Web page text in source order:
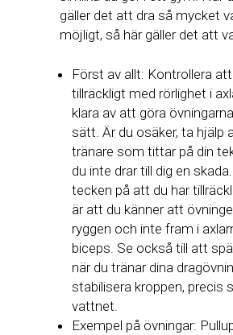
gäller det att dra så mycket
möjligt, så här gäller det att
Först av allt: Kontrollera
tillräckligt med rörlighet i
klara av att göra
sätt. Är du osäker, ta hjälp
tränare som tittar på din
du inte drar till dig en
tecken på att du har
är att du känner att
ryggen och inte fram i
biceps. Se också till att
när du tränar dina
stabilisera kroppen, precis
vattnet.
Exempel på övningar: